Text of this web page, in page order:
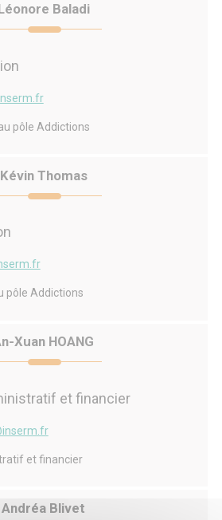
Baladi
pôle Addictions
Kévin Thomas
pôle Addictions
Xuan HOANG
et financier
et financier
Andréa Blivet